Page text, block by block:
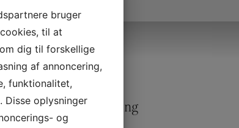
Skræddersyet løsning
bruger
til at
dig til forskellige
af annoncering,
funktionalitet,
Disse oplysninger
og